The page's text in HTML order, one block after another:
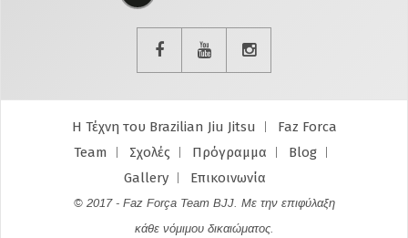
Η Τέχνη του Brazilian Jiu Jitsu
Faz Forca
Team
Σχολές Πρόγραμμα
Blog
Gallery
Επικοινωνία
© 2017 - Faz Força Team BJJ. Με την επιφύλαξη
κάθε νόμιμου δικαιώματος.